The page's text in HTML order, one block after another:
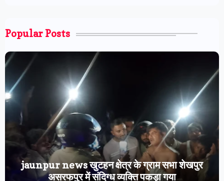
Popular Posts
jaunpur news खुटहन क्षेत्र के ग्राम सभा शेखपुर
असरफपुर में संदिग्ध व्यक्ति पकड़ा गया